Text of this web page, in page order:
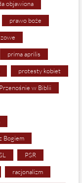
objawiona
prawo boże
prima aprilis
protesty kobiet
Przenośnie w Biblii
Bogiem
PSR
racjonalizm